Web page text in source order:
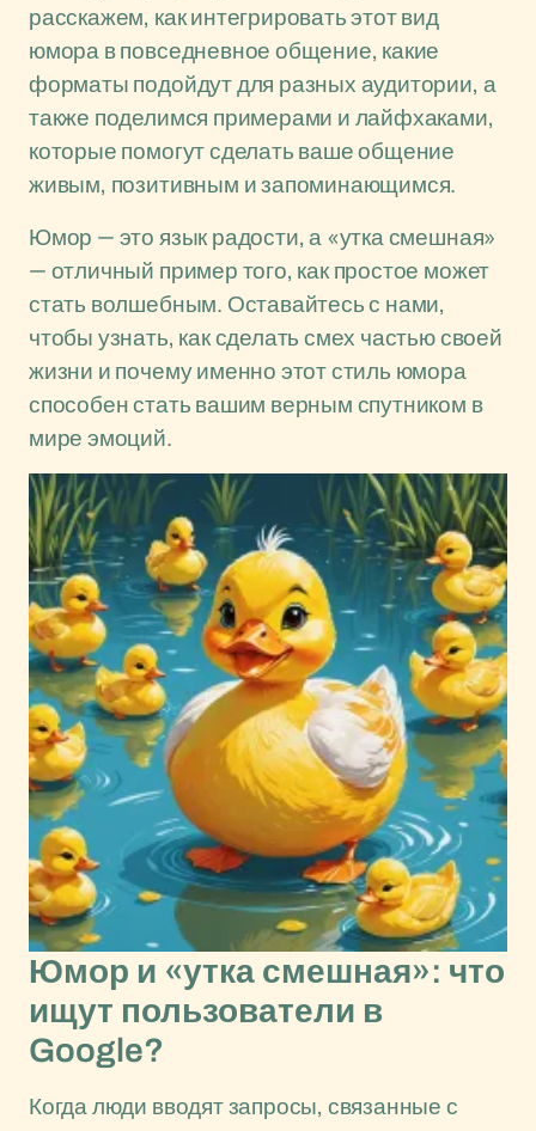
расскажем, как интегрировать этот вид
юмора в повседневное общение, какие
форматы подойдут для разных аудитории, а
также поделимся примерами и лайфхаками,
которые помогут сделать ваше общение
живым, позитивным и запоминающимся.
Юмор — это язык радости, а «утка смешная»
— отличный пример того, как простое может
стать волшебным. Оставайтесь с нами,
чтобы узнать, как сделать смех частью своей
жизни и почему именно этот стиль юмора
способен стать вашим верным спутником в
мире эмоций.
Юмор и «утка смешная»: что
ищут пользователи в
Google?
Когда люди вводят запросы, связанные с